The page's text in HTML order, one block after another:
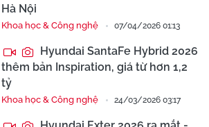
Hà Nội
Khoa học & Công nghệ 07/04/2026 01:13
Hyundai SantaFe Hybrid 2026
thêm bản Inspiration, giá từ hơn 1,2
tỷ
Khoa học & Công nghệ 24/03/2026 03:17